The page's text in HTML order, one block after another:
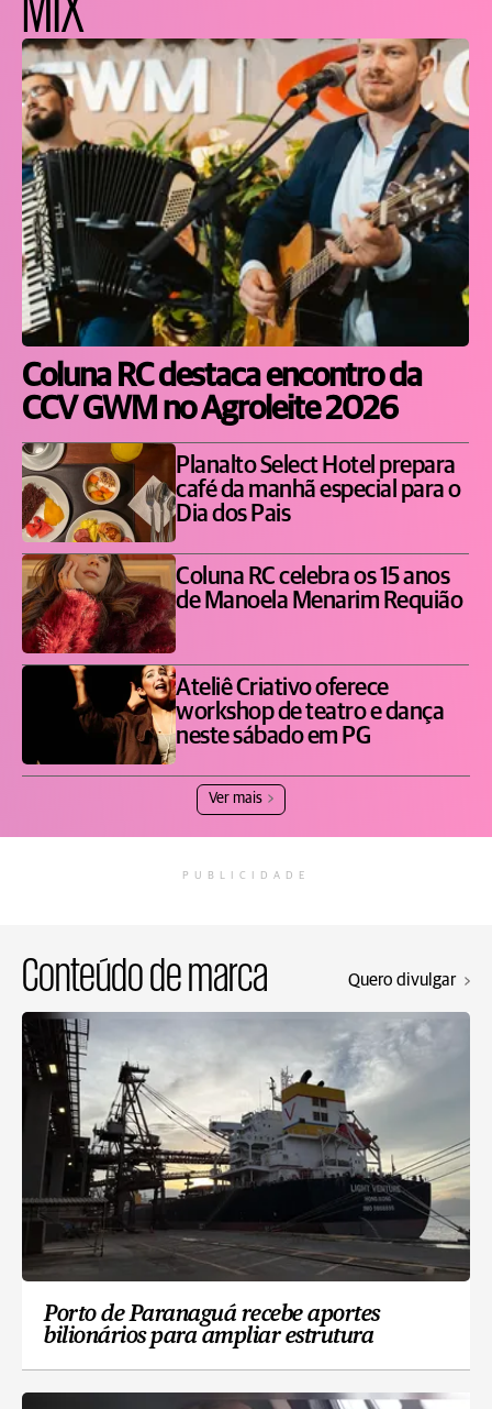
Coluna RC destaca encontro da
CCV GWM no Agroleite 2026
Planalto Select Hotel prepara
café da manhã especial para o
Dia dos Pais
Coluna RC celebra os 15 anos
de Manoela Menarim Requião
Ateliê Criativo oferece
workshop de teatro e dança
neste sábado em PG
Ver mais
PUBLICIDADE
Conteúdo de marca Quero divulgar
Porto de Paranaguá recebe aportes
bilionários para ampliar estrutura